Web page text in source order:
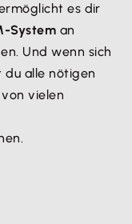
es dir
System an
Und wenn sich
du alle nötigen
vielen